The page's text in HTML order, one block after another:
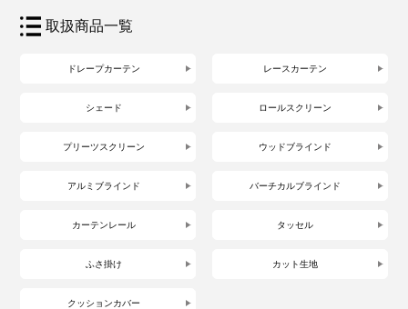
取扱商品一覧
ドレープカーテン レースカーテン
シェード ロールスクリーン
プリーツスクリーン ウッドブラインド
アルミブラインド バーチカルブラインド
カーテンレール タッセル
ふさ掛け カット生地
クッションカバー